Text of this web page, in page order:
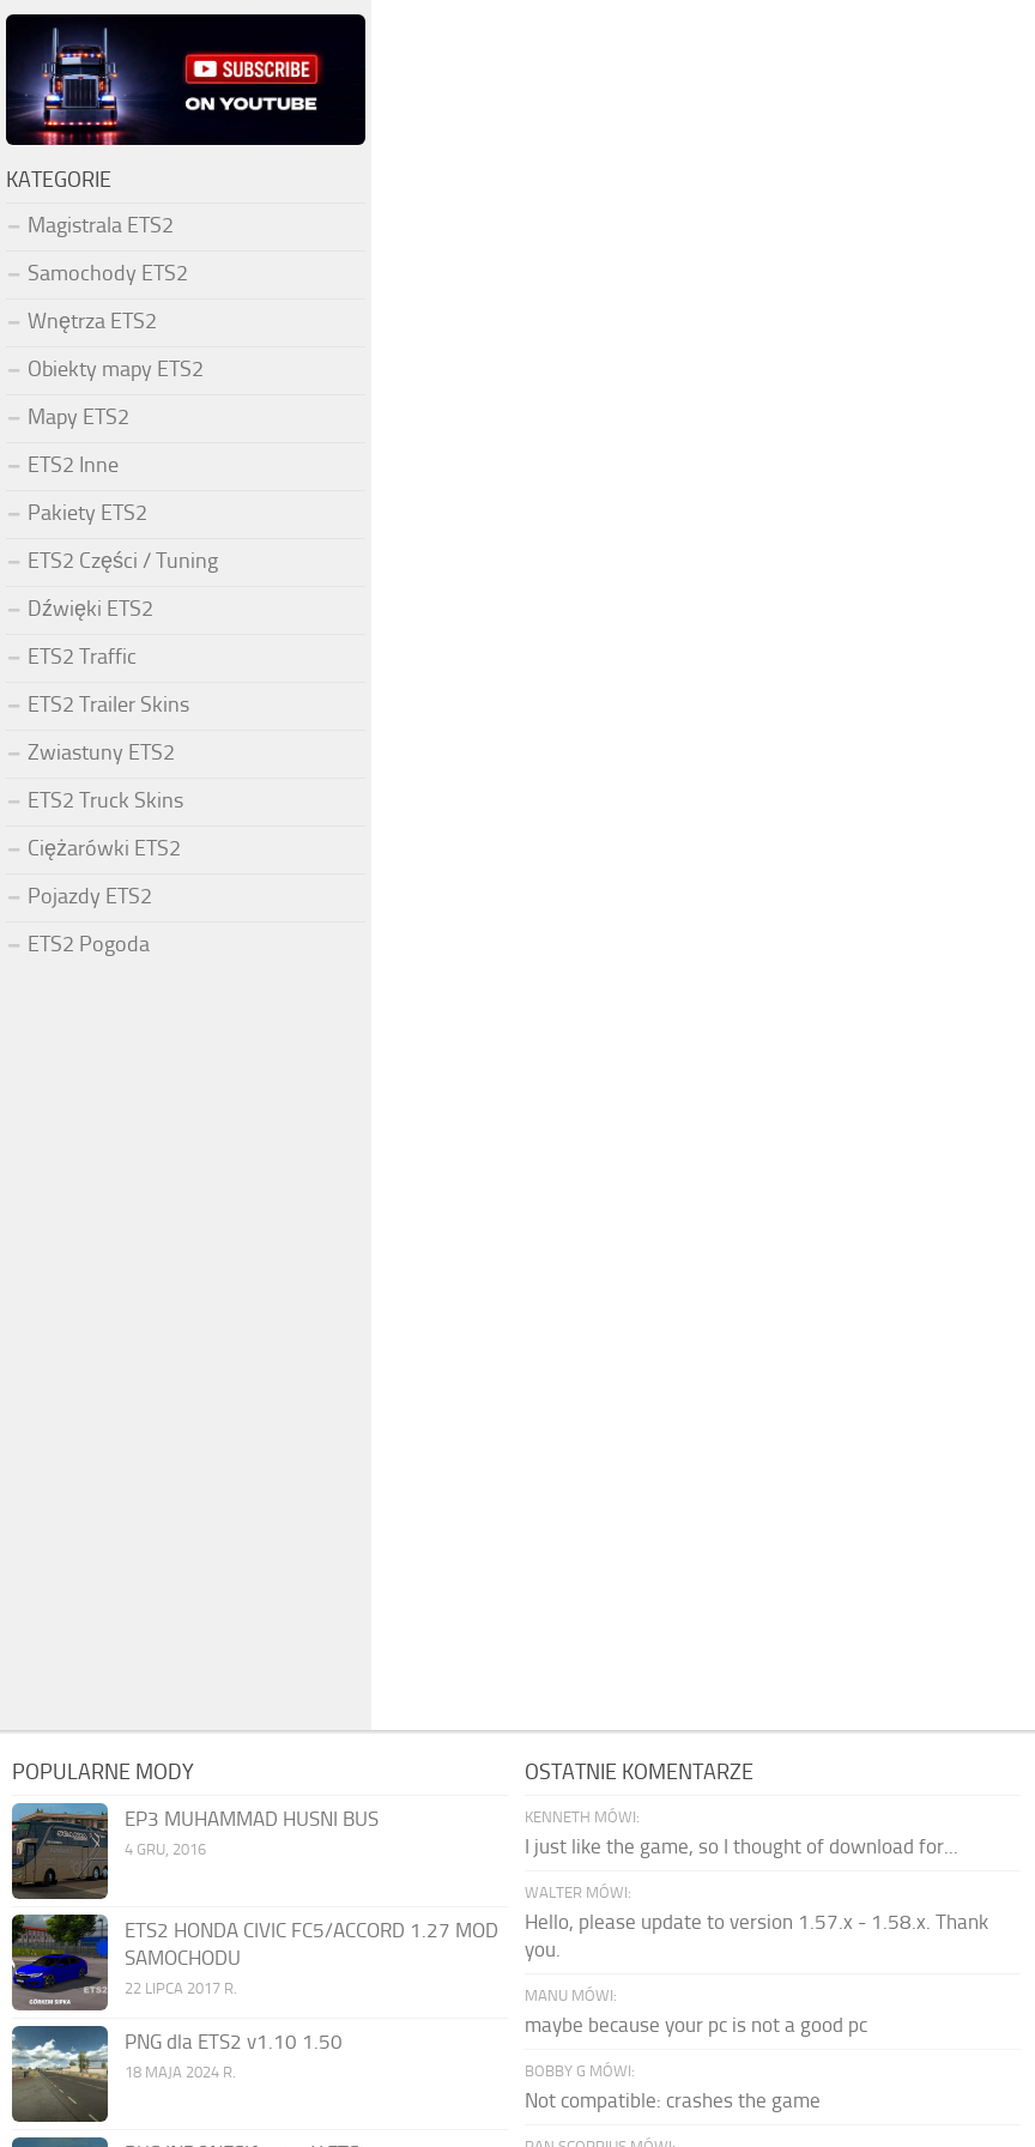
KATEGORIE
Magistrala ETS2
Samochody ETS2
Wnętrza ETS2
Obiekty mapy ETS2
Mapy ETS2
ETS2 Inne
Pakiety ETS2
ETS2 Części / Tuning
Dźwięki ETS2
ETS2 Traffic
ETS2 Trailer Skins
Zwiastuny ETS2
ETS2 Truck Skins
Ciężarówki ETS2
Pojazdy ETS2
ETS2 Pogoda
POPULARNE MODY
EP3 MUHAMMAD HUSNI BUS
4 GRU, 2016
ETS2 HONDA CIVIC FC5/ACCORD 1.27 MOD
SAMOCHODU
22 LIPCA 2017 R.
PNG dla ETS2 v1.10 1.50
18 MAJA 2024 R.
OSTATNIE KOMENTARZE
KENNETH MÓWI:
I just like the game, so I thought of download for...
WALTER MÓWI:
Hello, please update to version 1.57.x - 1.58.x. Thank
you.
MANU MÓWI:
maybe because your pc is not a good pc
BOBBY G MÓWI:
Not compatible: crashes the game